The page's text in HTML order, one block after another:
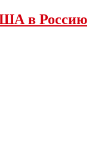
в Россию